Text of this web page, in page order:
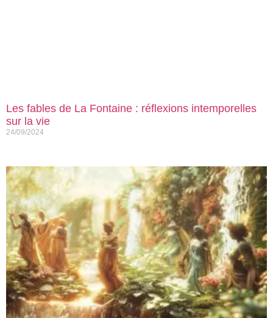
Les fables de La Fontaine : réflexions intemporelles
sur la vie
24/09/2024